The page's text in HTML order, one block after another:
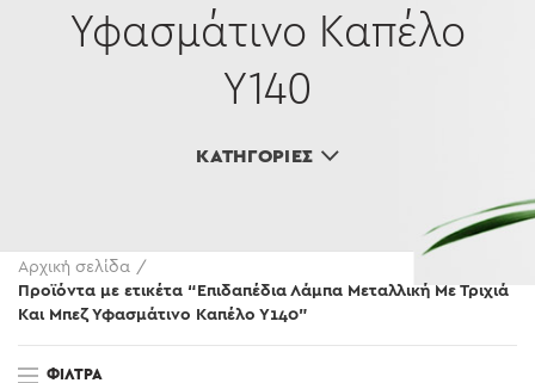
Υφασμάτινο Καπέλο
Υ140
ΚΑΤΗΓΟΡΊΕΣ
Αρχική σελίδα
Προϊόντα με ετικέτα “Επιδαπέδια Λάμπα Μεταλλική Με Τριχιά
Και Μπεζ Υφασμάτινο Καπέλο Υ140”
ΦΊΛΤΡΑ